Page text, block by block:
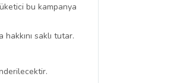
bu kampanya
saklı tutar.